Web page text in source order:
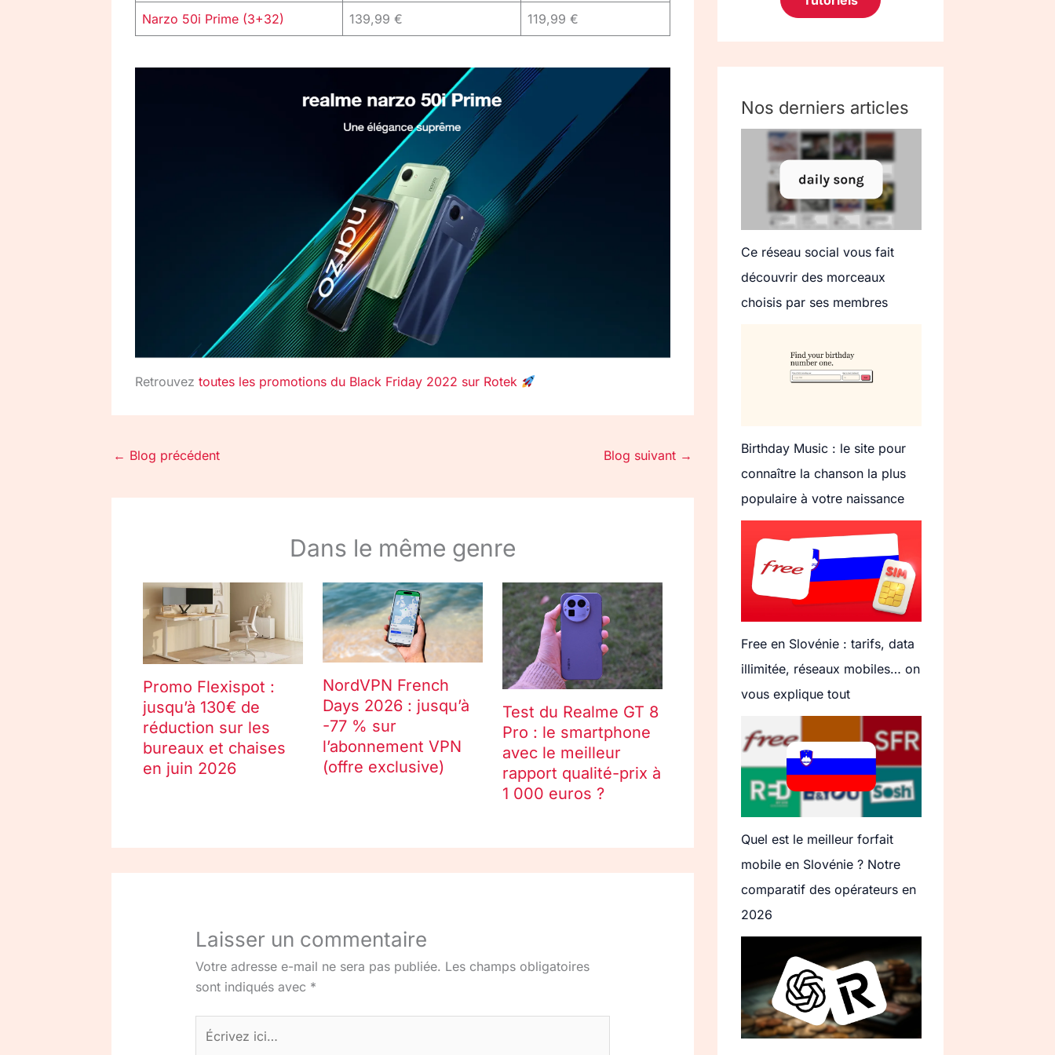
Narzo 50i Prime (3+32) 139,99 € 119,99 €
Retrouvez toutes les promotions du Black Friday 2022 sur Rotek
← Blog précédent Blog suivant →
Dans le même genre
Promo Flexispot :
jusqu’à 130€ de
réduction sur les
bureaux et chaises
en juin 2026
NordVPN French
Days 2026 : jusqu’à
-77 % sur
l’abonnement VPN
(offre exclusive)
Test du Realme GT 8
Pro : le smartphone
avec le meilleur
rapport qualité-prix à
1 000 euros ?
Laisser un commentaire
Votre adresse e-mail ne sera pas publiée. Les champs obligatoires
sont indiqués avec *
Écrivez
ici…
Nos derniers articles
Ce réseau social vous fait
découvrir des morceaux
choisis par ses membres
Birthday Music : le site pour
connaître la chanson la plus
populaire à votre naissance
Free en Slovénie : tarifs, data
illimitée, réseaux mobiles… on
vous explique tout
Quel est le meilleur forfait
mobile en Slovénie ? Notre
comparatif des opérateurs en
2026